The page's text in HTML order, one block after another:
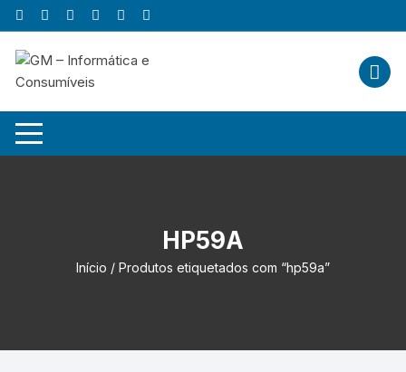
Skip
to
content
HP59A
Início / Produtos etiquetados com “hp59a”